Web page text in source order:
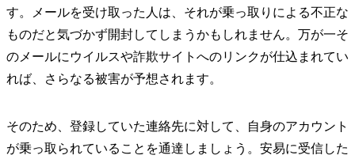
す。メールを受け取った人は、それが乗っ取りによる不正な
ものだと気づかず開封してしまうかもしれません。万が一そ
のメールにウイルスや詐欺サイトへのリンクが仕込まれてい
れば、さらなる被害が予想されます。
そのため、登録していた連絡先に対して、自身のアカウント
が乗っ取られていることを通達しましょう。安易に受信した